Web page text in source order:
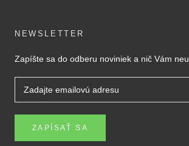
NEWSLETTER
Zapíšte sa do odberu noviniek a nič Vám
ZAPÍSAŤ SA